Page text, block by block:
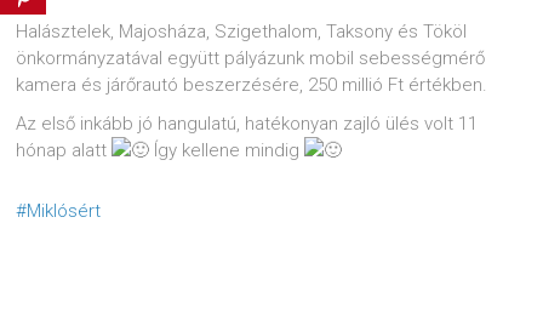
Halásztelek, Majosháza, Szigethalom, Taksony és Tököl
önkormányzatával együtt pályázunk mobil sebességmérő
kamera és járőrautó beszerzésére, 250 millió Ft értékben.
Az első inkább jó hangulatú, hatékonyan zajló ülés volt 11
hónap alatt
Így kellene mindig
#Miklósért